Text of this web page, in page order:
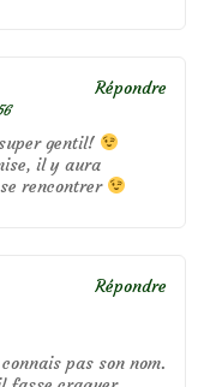
gentil!
il y aura
rencontrer
Répondre
pas son nom.
Répondre